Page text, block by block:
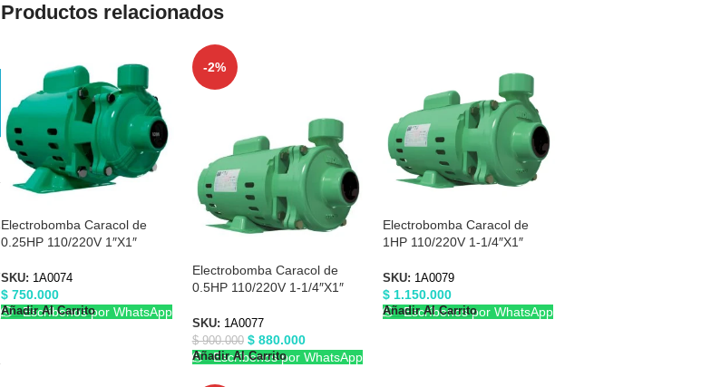
Productos relacionados
Electrobomba Caracol de
0.25HP 110/220V 1″X1″
SKU: 1A0074
$ 750.000
Añadir Al Carrito
Escríbenos por WhatsApp
-2%
Electrobomba Caracol de
0.5HP 110/220V 1-1/4″X1″
SKU: 1A0077
$900.000 $880.000
Añadir Al Carrito
Escríbenos por WhatsApp
Electrobomba Caracol de
1HP 110/220V 1-1/4″X1″
SKU: 1A0079
$1.150.000
Añadir Al Carrito
Escríbenos por WhatsApp